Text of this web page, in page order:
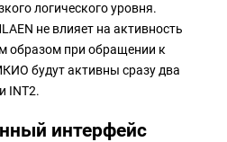
логического уровня.
не влияет на активность
образом при обращении к
будут активны сразу два
INT2.
интерфейс